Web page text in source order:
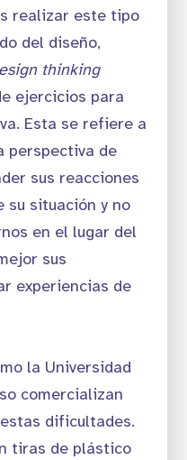
realizar este tipo
del diseño,
thinking
ejercicios para
Esta se refiere a
perspectiva de
sus reacciones
su situación y no
en el lugar del
sus
experiencias de
la Universidad
comercializan
dificultades.
tiras de plástico